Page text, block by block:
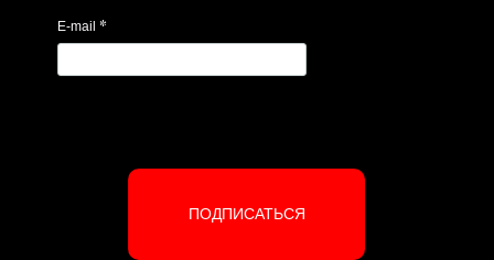
E-mail *
ПОДПИСАТЬСЯ